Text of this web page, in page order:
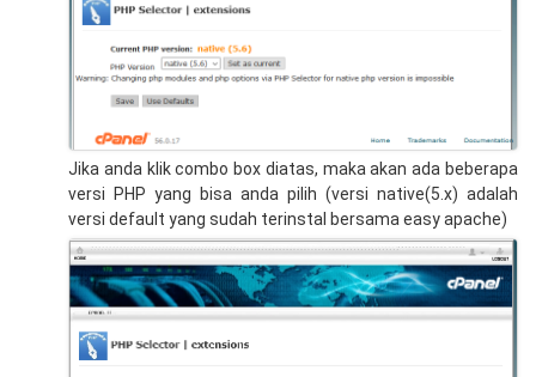
Jika anda klik combo box diatas, maka akan ada beberapa
versi PHP yang bisa anda pilih (versi native(5.x) adalah
versi default yang sudah terinstal bersama easy apache)